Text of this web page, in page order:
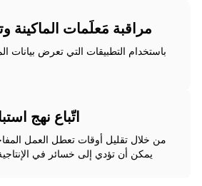
مراقبة مَعلَمات الماكينة
باستخدام التطبيقات التي تعرض بيانات
اتّباع نهج
من خلال تقليل أوقات تعطل العمل
يمكن أن تؤدي إلى خسائر في